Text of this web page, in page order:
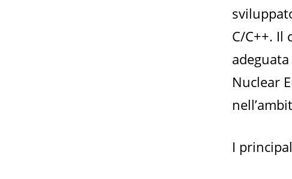
C/C++. Il
Nuclear
I